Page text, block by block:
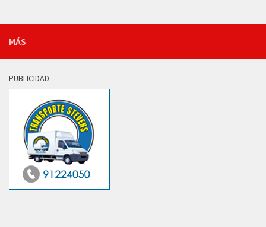
MÁS
PUBLICIDAD